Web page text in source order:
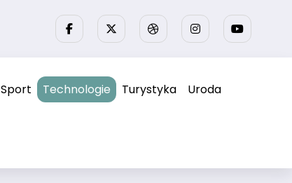
Sport Technologie Turystyka Uroda